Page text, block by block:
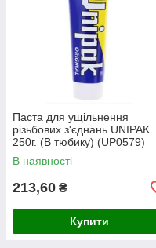
Паста для ущільнення
різьбових з'єднань UNIPAK
250г. (В тюбику) (UP0579)
В наявності
213,60 ₴
Купити